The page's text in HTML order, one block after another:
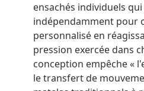
ensachés individuels
indépendamment pour
personnalisé en
pression exercée dans
conception empêche «
le transfert de